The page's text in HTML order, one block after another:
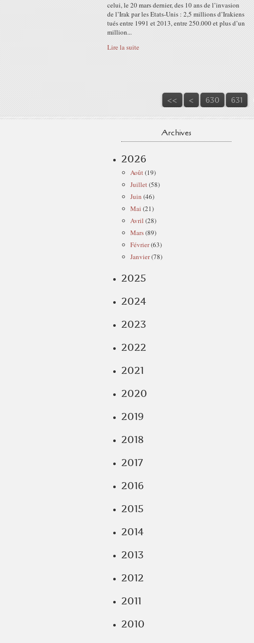
celui, le 20 mars dernier, des 10 ans de l’invasion
de l’Irak par les Etats-Unis : 2,5 millions d’Irakiens
tués entre 1991 et 2013, entre 250.000 et plus d’un
million...
Lire la suite
<< < 600
610
620
630 631
Archives
2026
Août(19)
Juillet(58)
Juin (46)
Mai (21)
Avril (28)
Mars(89)
Février(63)
Janvier(78)
2025
2024
2023
2022
2021
2020
2019
2018
2017
2016
2015
2014
2013
2012
2011
2010